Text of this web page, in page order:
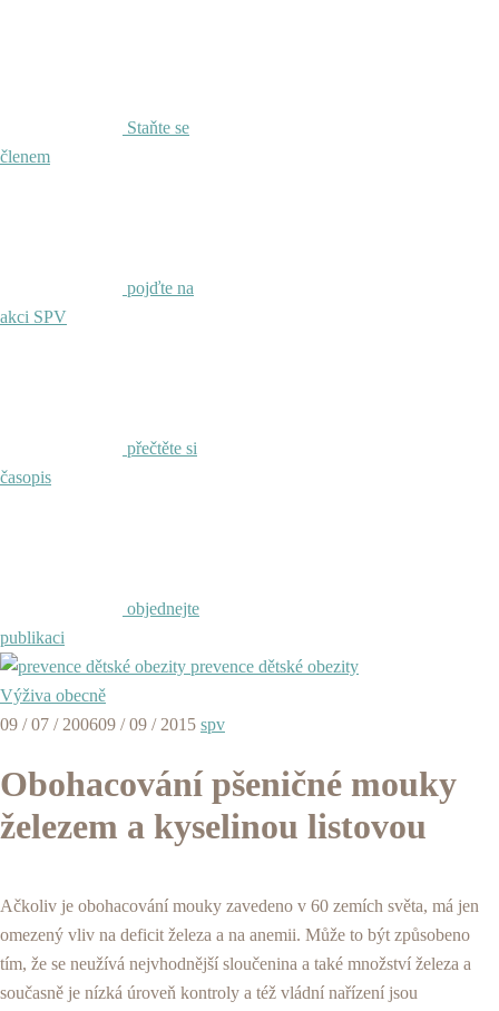
Staňte se
členem
pojďte na
akci SPV
přečtěte si
časopis
objednejte
publikaci
prevence dětské obezity
Výživa obecně
09 / 07 / 200609 / 09 / 2015 spv
Obohacování pšeničné mouky
železem a kyselinou listovou
Ačkoliv je obohacování mouky zavedeno v 60 zemích světa, má jen
omezený vliv na deficit železa a na anemii. Může to být způsobeno
tím, že se neužívá nejvhodnější sloučenina a také množství železa a
současně je nízká úroveň kontroly a též vládní nařízení jsou